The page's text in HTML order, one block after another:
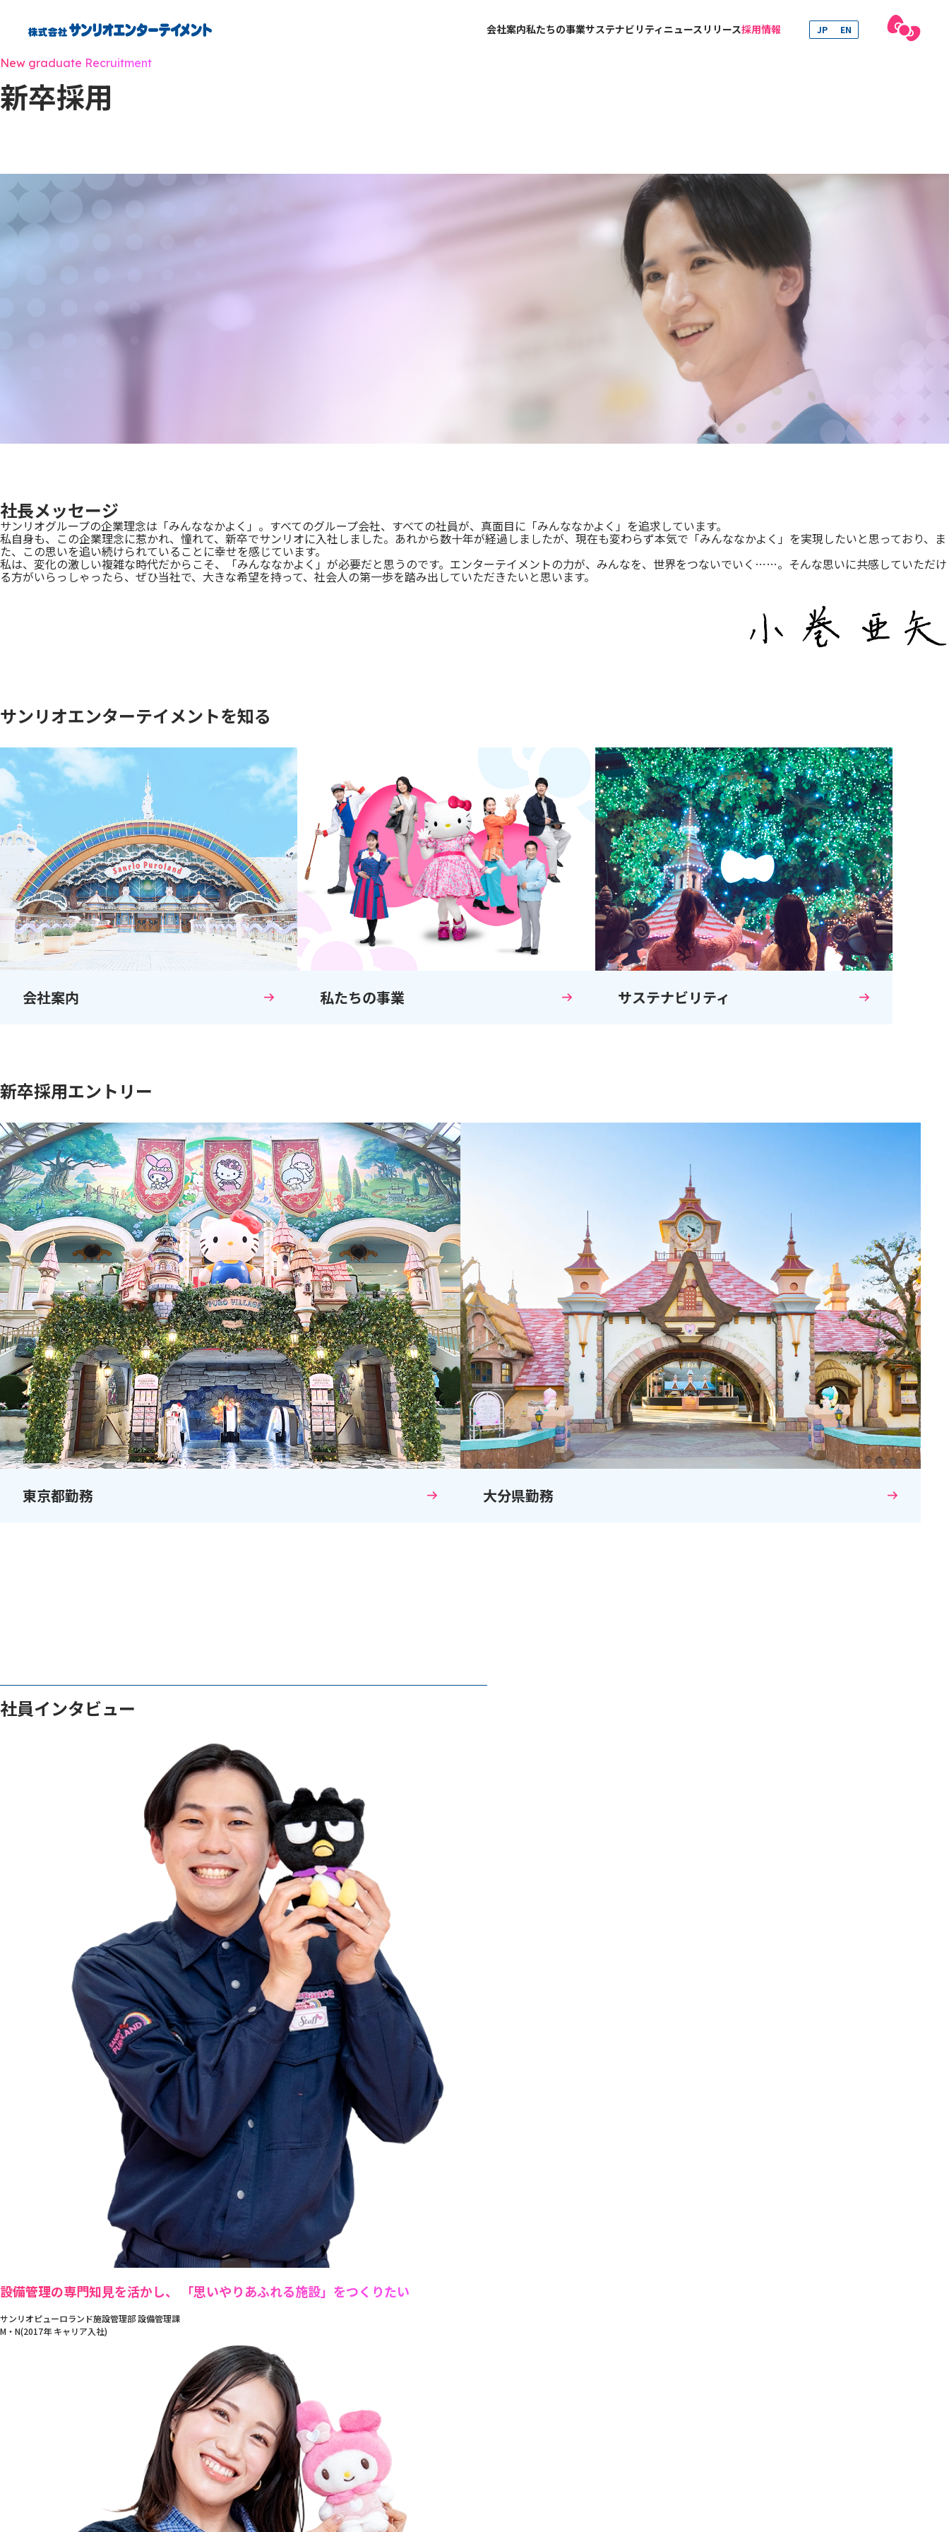
会社案内私たちの事業サステナビリティ ニュースリリース採用情報 JP EN
New graduate Recruitment
新卒採用
社長メッセージ
サンリオグループの企業理念は「みんななかよく」。すべてのグループ会社、すべての社員が、真面目に「みんななかよく」を追求しています。
私自身も、この企業理念に惹かれ、憧れて、新卒でサンリオに入社しました。あれから数十年が経過しましたが、現在も変わらず本気で「みんななかよく」を実現したいと思っており、ま
た、この思いを追い続けられていることに幸せを感じています。
私は、変化の激しい複雑な時代だからこそ、「みんななかよく」が必要だと思うのです。エンターテイメントの力が、みんなを、世界をつないでいく……。そんな思いに共感していただけ
る方がいらっしゃったら、ぜひ当社で、大きな希望を持って、社会人の第一歩を踏み出していただきたいと思います。
サンリオエンターテイメントを知る
会社案内 私たちの事業 サステナビリティ
新卒採用エントリー
東京都勤務 大分県勤務
社員インタビュー
設備管理の専門知見を活かし、 「思いやりあふれる施設」をつくりたい
サンリオピューロランド施設管理部 設備管理課
M・N(2017年 キャリア入社)